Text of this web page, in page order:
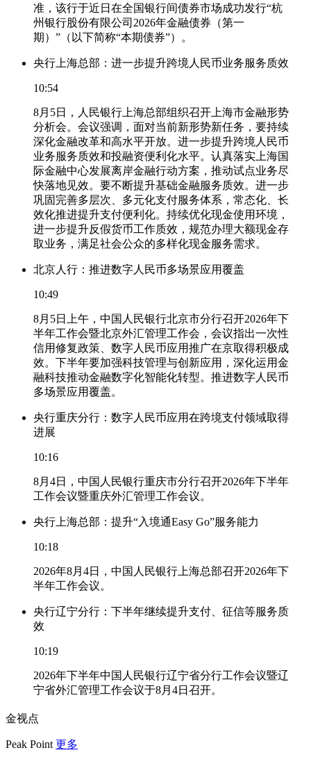
准，该行于近日在全国银行间债券市场成功发行“杭
州银行股份有限公司2026年金融债券（第一
期）”（以下简称“本期债券”）。
央行上海总部：进一步提升跨境人民币业务服务质效
10:54
8月5日，人民银行上海总部组织召开上海市金融形势
分析会。会议强调，面对当前新形势新任务，要持续
深化金融改革和高水平开放。进一步提升跨境人民币
业务服务质效和投融资便利化水平。认真落实上海国
际金融中心发展离岸金融行动方案，推动试点业务尽
快落地见效。要不断提升基础金融服务质效。进一步
巩固完善多层次、多元化支付服务体系，常态化、长
效化推进提升支付便利化。持续优化现金使用环境，
进一步提升反假货币工作质效，规范办理大额现金存
取业务，满足社会公众的多样化现金服务需求。
北京人行：推进数字人民币多场景应用覆盖
10:49
8月5日上午，中国人民银行北京市分行召开2026年下
半年工作会暨北京外汇管理工作会，会议指出一次性
信用修复政策、数字人民币应用推广在京取得积极成
效。下半年要加强科技管理与创新应用，深化运用金
融科技推动金融数字化智能化转型。推进数字人民币
多场景应用覆盖。
央行重庆分行：数字人民币应用在跨境支付领域取得
进展
10:16
8月4日，中国人民银行重庆市分行召开2026年下半年
工作会议暨重庆外汇管理工作会议。
央行上海总部：提升“入境通Easy Go”服务能力
10:18
2026年8月4日，中国人民银行上海总部召开2026年下
半年工作会议。
央行辽宁分行：下半年继续提升支付、征信等服务质
效
10:19
2026年下半年中国人民银行辽宁省分行工作会议暨辽
宁省外汇管理工作会议于8月4日召开。
金视点
Peak Point 更多